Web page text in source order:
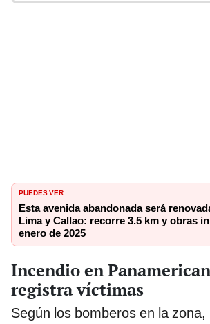
PUEDES VER:
Esta avenida abandonada será
Lima y Callao: recorre 3.5 km y obras
enero de 2025
Incendio en
registra víctimas
Según los bomberos en la zona,